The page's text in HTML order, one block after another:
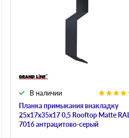
Планка примыкания внакладку
25х17х35х17 0,5 Rooftop Matte RAL
7016 антрацитово-серый
В наличии